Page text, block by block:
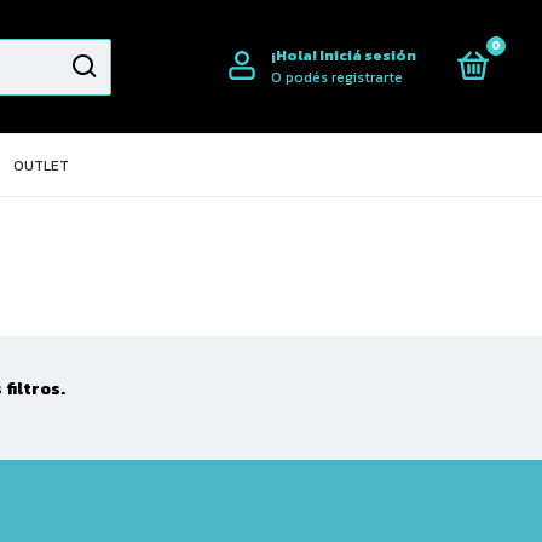
¡Hola!Iniciá sesión
O podés registrarte
0
OUTLET
filtros.